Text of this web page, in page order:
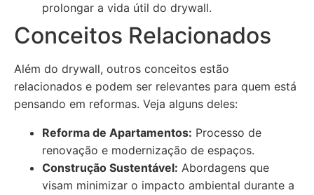
prolongar a vida útil do drywall.
Conceitos Relacionados
Além do drywall, outros conceitos estão
relacionados e podem ser relevantes para quem está
pensando em reformas. Veja alguns deles:
Reforma de Apartamentos: Processo de
renovação e modernização de espaços.
Construção Sustentável: Abordagens que
visam minimizar o impacto ambiental durante a